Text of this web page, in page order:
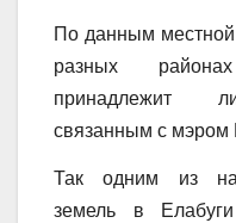
По данным
разных
принадлежит
связанным с
Так одним из
земель в